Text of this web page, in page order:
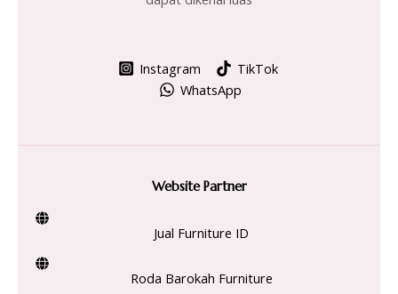
Instagram
TikTok
WhatsApp
Website Partner
Jual Furniture ID
Roda Barokah Furniture